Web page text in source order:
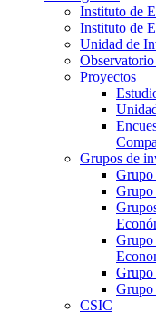
Instituto de
Instituto de
Unidad de
Proyectos
Grupos de
Grupo
Grupo
Grupo
Grupo
Grupo
CSIC